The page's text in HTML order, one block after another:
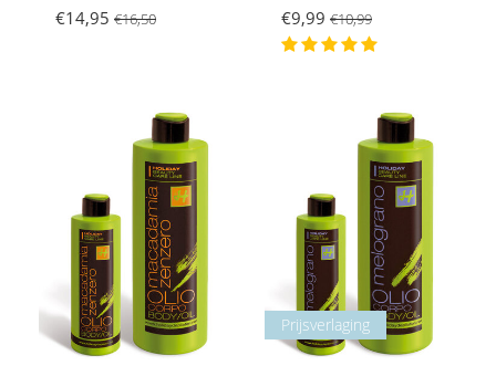
€14,95 €16,50
€9,99 €10,99
Prijsverlaging